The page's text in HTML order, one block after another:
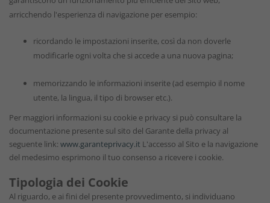
arricchendo l'esperienza di navigazione per esempio:
ricordando le impostazioni inserite, così da non doverle
modificarle ogni volta che si accede a una nuova pagina;
memorizzando le informazioni inserite (ad esempio il nome
utente, la lingua, il tipo di browser etc.).
Per maggiori informazioni su cookie e privacy si può consultare la
documentazione presente sul sito del Garante della privacy al
seguente link: www.garanteprivacy.it L'accesso al Sito e la navigazione
del medesimo esprimono il tuo consenso a ricevere i cookie.
Tipologia dei Cookie
Al riguardo, e ai fini del presente provvedimento, si individuano